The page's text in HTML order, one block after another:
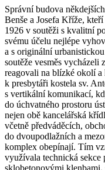
Správní budova
Benše a Josefa Kříže,
1926 v soutěži s kvalitní
svému účelu nejlépe
a s originální
soutěže vesměs vycházeli
reagovali na blízké okolí
k presbytáři kostela sv.
s vertikální komunikací,
do úchvatného prostoru
nejen obě kancelářská
včetně předváděcích,
do dvoupodlažních a
komplex obepínají. Tím
využívala technická
sklobetonovými